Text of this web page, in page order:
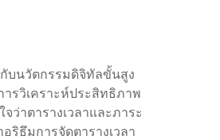
กับนวัตกรรมดิจิทัลขั้นสูง
รวิเคราะห์ประสิทธิภาพ
าตารางเวลาและภาระ
ริธึมการจัดตารางเวลา